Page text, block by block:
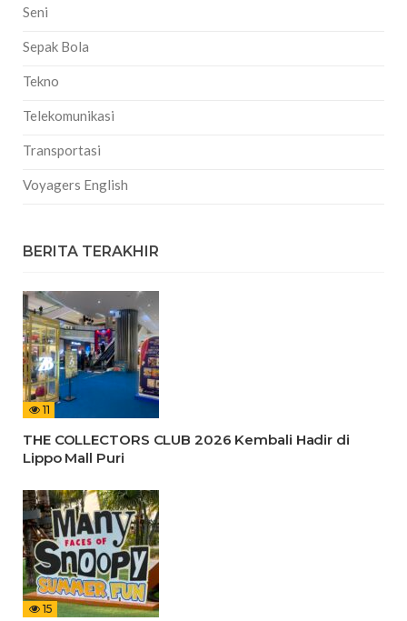
Seni
Sepak Bola
Tekno
Telekomunikasi
Transportasi
Voyagers English
BERITA TERAKHIR
11
THE COLLECTORS CLUB 2026 Kembali Hadir di
Lippo Mall Puri
15